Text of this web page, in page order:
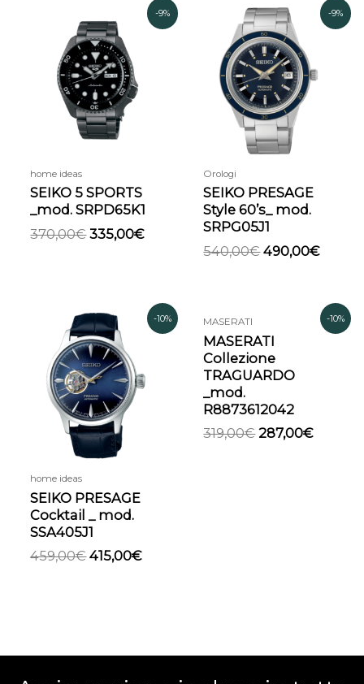
-9%
home ideas
SEIKO 5 SPORTS
_mod. SRPD65K1
370,00€
prezzo
originale
era:
370,00€.
335,00€
Il
prezzo
-9%
Orologi
SEIKO PRESAGE
Style 60’s_ mod.
SRPG05J1
540,00€
Il
prezzo
originale
era:
540,00€.
490,00€
Il
-10%
home ideas
SEIKO PRESAGE
Cocktail _ mod.
SSA405J1
459,00€
Il
prezzo
originale
era:
459,00€.
415,00€
Il
prezzo
415,00€.
-10%
MASERATI
MASERATI
Collezione
TRAGUARDO
_mod.
R8873612042
319,00€
prezzo
originale
era:
319,00€.
287,00€
Il
prezzo